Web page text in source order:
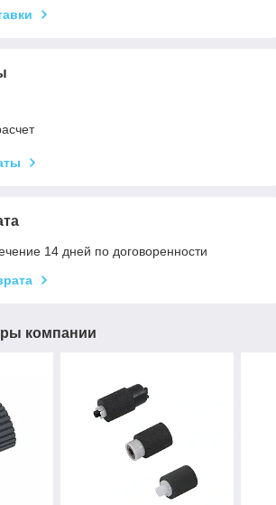
14 дней по договоренности
компании